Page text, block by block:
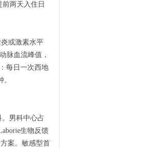
两天入住日
或激素水平
脉血流峰值，
每日一次西地
男科中心占
生物反馈
案。敏感型首